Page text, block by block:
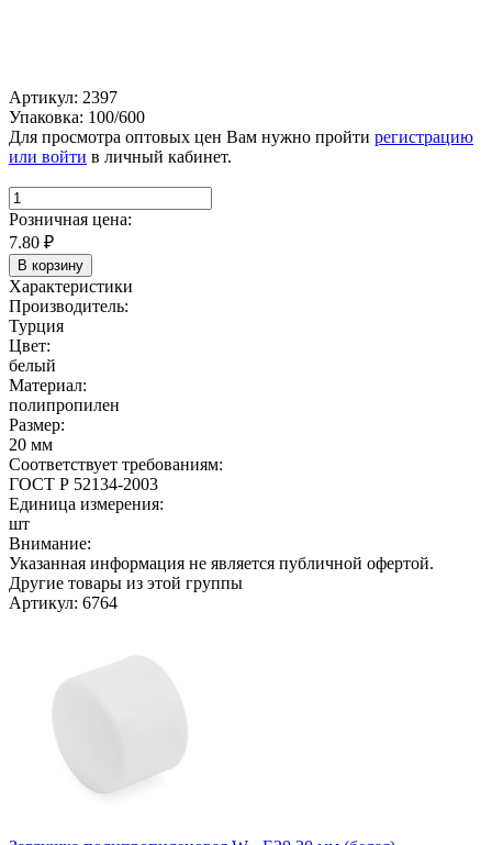
Артикул: 2397
Упаковка: 100/600
Для просмотра оптовых цен Вам нужно пройти регистрацию
или войти в личный кабинет.
Розничная цена:
7.80 ₽
В корзину
Характеристики
Производитель:
Турция
Цвет:
белый
Материал:
полипропилен
Размер:
20 мм
Соответствует требованиям:
ГОСТ Р 52134-2003
Единица измерения:
шт
Внимание:
Указанная информация не является публичной офертой.
Другие товары из этой группы
Артикул: 6764